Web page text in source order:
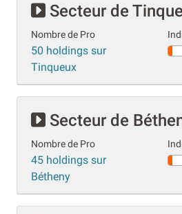
Secteur de
Nombre de Pro
50 holdings sur
Tinqueux
Secteur de
Nombre de Pro
45 holdings sur
Bétheny